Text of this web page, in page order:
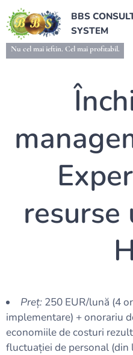
BBS
SYSTEM
Nu cel mai ieftin. Cel mai profitabil.
resurse
Preț: 250 EUR/lună (4
implementare) + onorariu
economiile de costuri
fluctuației de personal (din